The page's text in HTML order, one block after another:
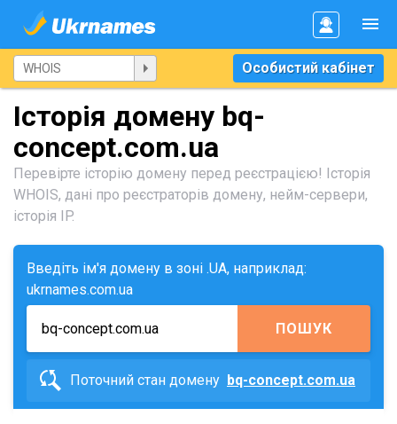
Особистий кабінет
Історія домену bq-
concept.com.ua
Перевірте історію домену перед реєстрацією! Історія
WHOIS, дані про реєстраторів домену, нейм-сервери,
історія IP.
Введіть ім'я домену в зоні .UA, наприклад:
ukrnames.com.ua
ПОШУК
Поточний стан домену bq-concept.com.ua